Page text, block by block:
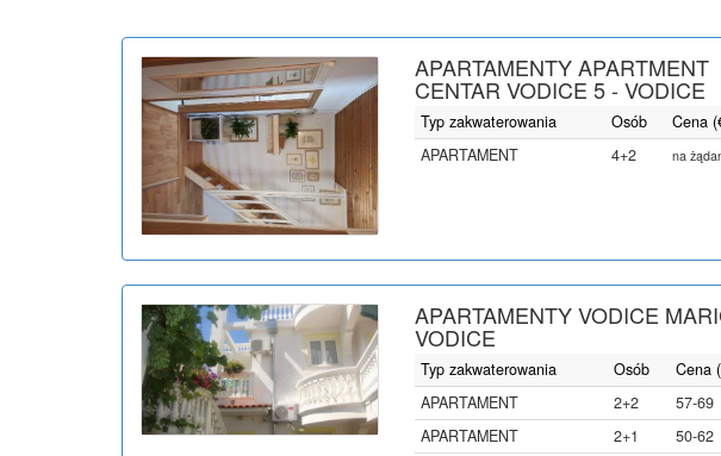
APARTAMENTY APARTMENT
CENTAR VODICE 5 - VODICE
Typ zakwaterowania Osób
Cena
APARTAMENT
4+2 na
APARTAMENTY VODICE
VODICE
Typ zakwaterowania Osób
Cena
APARTAMENT
2+2
57-69
APARTAMENT
2+1
50-62